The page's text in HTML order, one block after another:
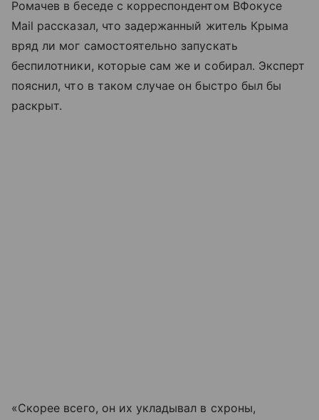
Ромачев в беседе с корреспондентом ВФокусе
Mail рассказал, что задержанный житель Крыма
вряд ли мог самостоятельно запускать
беспилотники, которые сам же и собирал. Эксперт
пояснил, что в таком случае он быстро был бы
раскрыт.
«Скорее всего, он их укладывал в схроны,